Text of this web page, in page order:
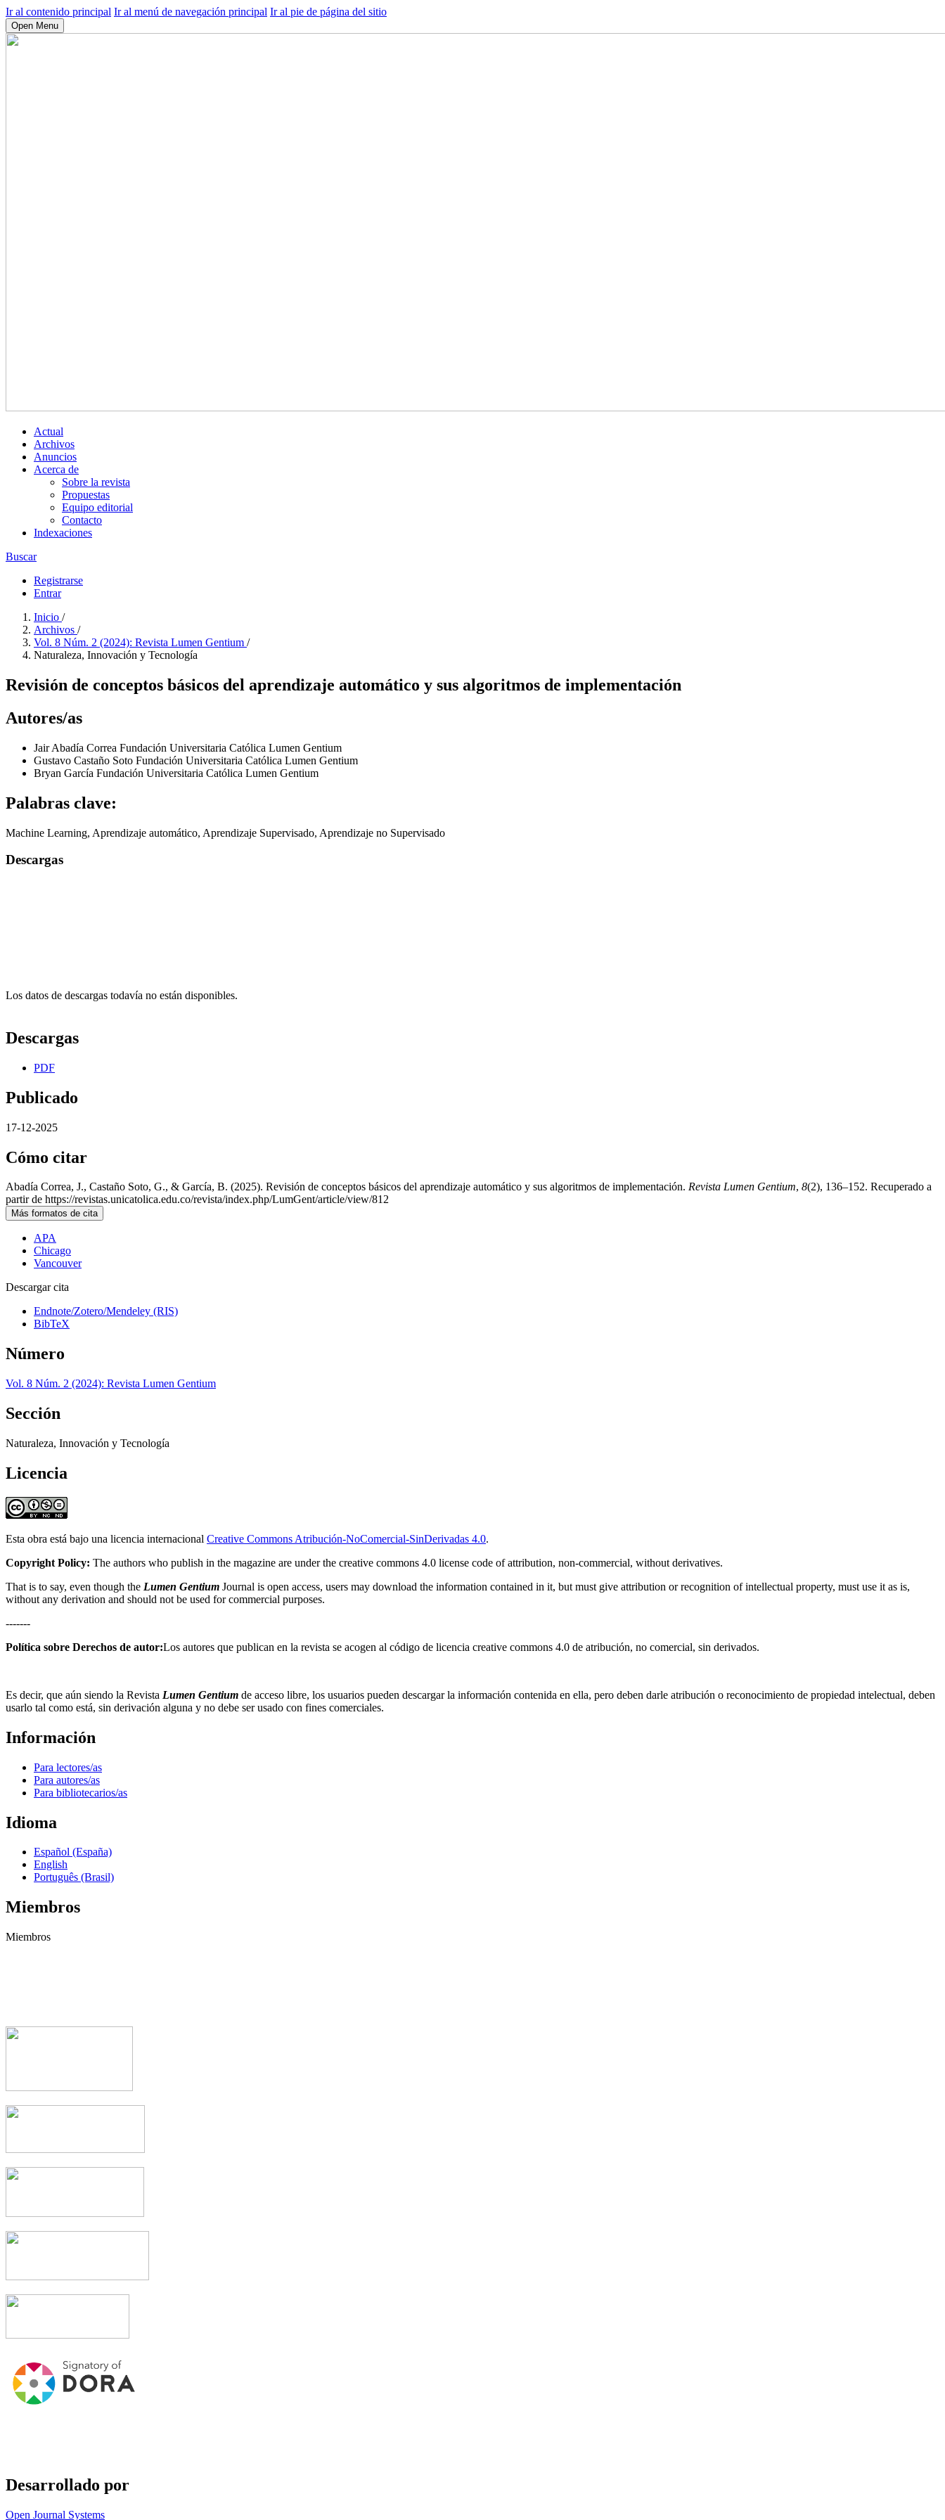
Ir al contenido principal Ir al menú de navegación principal Ir al pie de página del sitio
Open Menu
Actual
Archivos
Anuncios
Acerca de
Sobre la revista
Propuestas
Equipo editorial
Contacto
Indexaciones
Buscar
Registrarse
Entrar
Inicio /
Archivos /
Vol. 8 Núm. 2 (2024): Revista Lumen Gentium /
Naturaleza, Innovación y Tecnología
Revisión de conceptos básicos del aprendizaje automático y sus algoritmos de implementación
Autores/as
Jair Abadía Correa Fundación Universitaria Católica Lumen Gentium
Gustavo Castaño Soto Fundación Universitaria Católica Lumen Gentium
Bryan García Fundación Universitaria Católica Lumen Gentium
Palabras clave:
Machine Learning, Aprendizaje automático, Aprendizaje Supervisado, Aprendizaje no Supervisado
Descargas
Los datos de descargas todavía no están disponibles.
Descargas
PDF
Publicado
17-12-2025
Cómo citar
Abadía Correa, J., Castaño Soto, G., & García, B. (2025). Revisión de conceptos básicos del aprendizaje automático y sus algoritmos de implementación. Revista Lumen Gentium, 8(2), 136–152. Recuperado a
partir de https://revistas.unicatolica.edu.co/revista/index.php/LumGent/article/view/812
Más formatos de cita
APA
Chicago
Vancouver
Descargar cita
Endnote/Zotero/Mendeley (RIS)
BibTeX
Número
Vol. 8 Núm. 2 (2024): Revista Lumen Gentium
Sección
Naturaleza, Innovación y Tecnología
Licencia
Esta obra está bajo una licencia internacional Creative Commons Atribución-NoComercial-SinDerivadas 4.0.
Copyright Policy: The authors who publish in the magazine are under the creative commons 4.0 license code of attribution, non-commercial, without derivatives.
That is to say, even though the Lumen Gentium Journal is open access, users may download the information contained in it, but must give attribution or recognition of intellectual property, must use it as is,
without any derivation and should not be used for commercial purposes.
-------
Política sobre Derechos de autor:Los autores que publican en la revista se acogen al código de licencia creative commons 4.0 de atribución, no comercial, sin derivados.
Es decir, que aún siendo la Revista Lumen Gentium de acceso libre, los usuarios pueden descargar la información contenida en ella, pero deben darle atribución o reconocimiento de propiedad intelectual, deben
usarlo tal como está, sin derivación alguna y no debe ser usado con fines comerciales.
Información
Para lectores/as
Para autores/as
Para bibliotecarios/as
Idioma
Español (España)
English
Português (Brasil)
Miembros
Miembros
Desarrollado por
Open Journal Systems